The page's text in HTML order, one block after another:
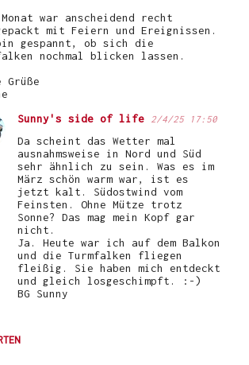
war anscheidend recht
mit Feiern und Ereignissen.
gespannt, ob sich die
nochmal blicken lassen.
Grüße
Sunny's side of life 2/4/25 17:50
Da scheint das Wetter mal
ausnahmsweise in Nord und Süd
sehr ähnlich zu sein. Was es im
März schön warm war, ist es
jetzt kalt. Südostwind vom
Feinsten. Ohne Mütze trotz
Sonne? Das mag mein Kopf gar
nicht.
Ja. Heute war ich auf dem Balkon
und die Turmfalken fliegen
fleißig. Sie haben mich entdeckt
und gleich losgeschimpft. :-)
BG Sunny